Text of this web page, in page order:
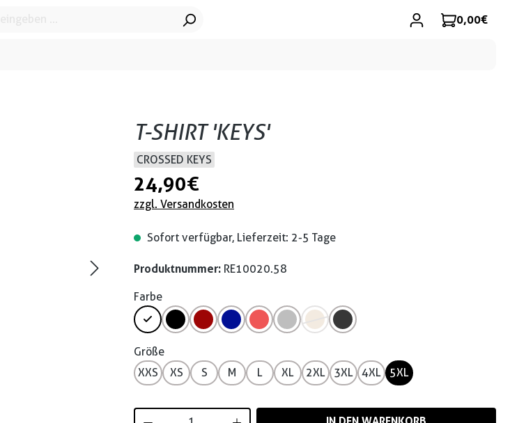
0,00 €
T-SHIRT 'KEYS'
CROSSED KEYS
24,90 €
zzgl. Versandkosten
Sofort verfügbar, Lieferzeit: 2-5 Tage
Produktnummer: RE10020.58
Farbe
Größe
XXS
XS S M L XL 2XL 3XL 4XL 5XL